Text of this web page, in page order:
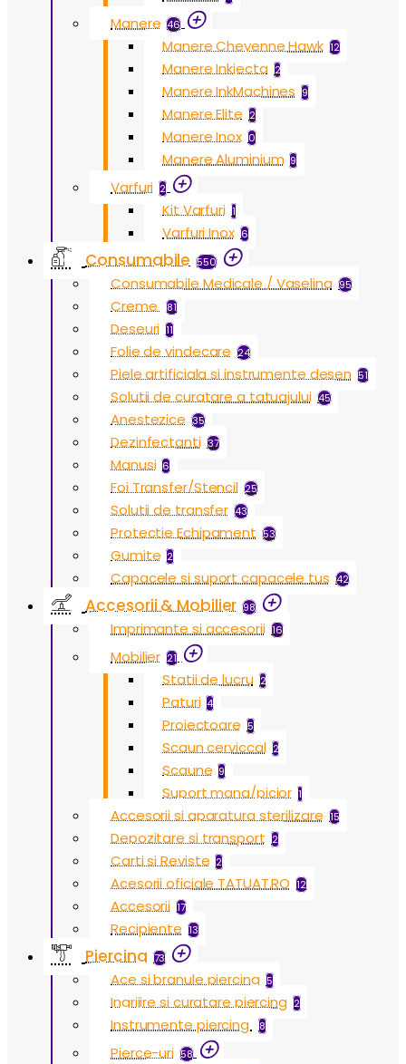
Manere 46
Manere Cheyenne Hawk 12
Manere Inkjecta 2
Manere InkMachines 9
Manere Elite 2
Manere Inox 0
Manere Aluminium 9
Varfuri 2
Kit Varfuri 1
Varfuri Inox 6
Consumabile 550
Consumabile Medicale / Vaselina 95
Creme 81
Deseuri 11
Folie de vindecare 24
Piele artificiala si instrumente desen 51
Solutii de curatare a tatuajului 45
Anestezice 35
Dezinfectanti 37
Manusi 6
Foi Transfer/Stencil 25
Solutii de transfer 43
Protectie Echipament 53
Gumite 2
Capacele si suport capacele tus 42
Accesorii & Mobilier 98
Imprimante si accesorii 16
Mobilier 21
Statii de lucru 2
Paturi 4
Proiectoare 5
Scaun cerviccal 2
Scaune 9
Suport mana/picior 1
Accesorii si aparatura sterilizare 15
Depozitare si transport 2
Carti si Reviste 2
Acesorii oficiale TATUAT.RO 12
Accesorii 17
Recipiente 13
Piercing 73
Ace si branule piercing 5
Ingrijire si curatare piercing 2
Instrumente piercing 8
Pierce-uri 58